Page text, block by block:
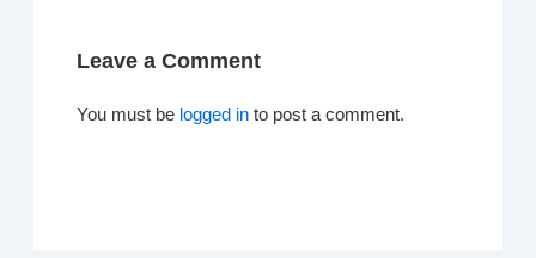
Leave a Comment
You must be logged in to post a comment.